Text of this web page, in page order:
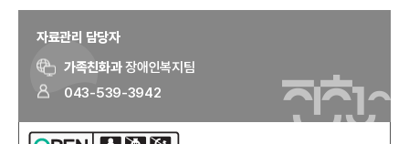
자료관리 담당자
가족친화과 장애인복지팀
043-539-3942